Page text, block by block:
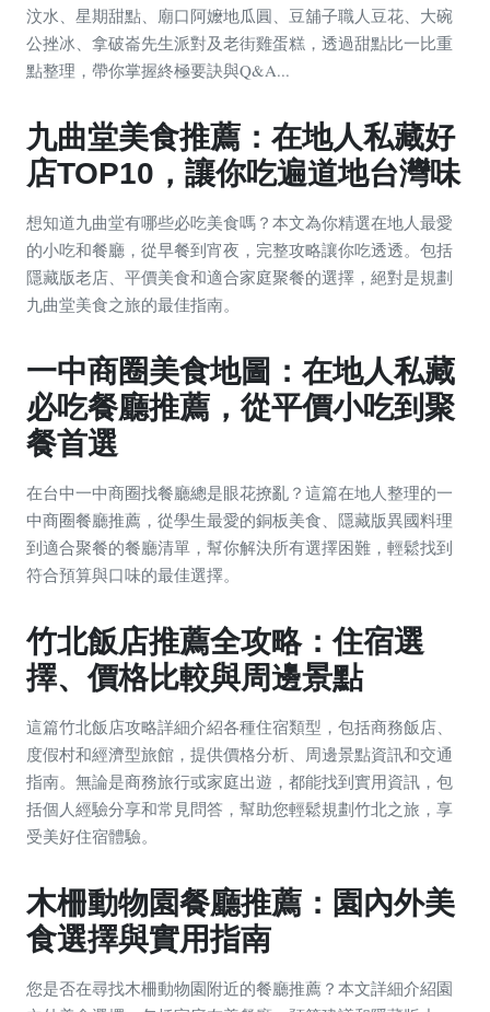
汶水、星期甜點、廟口阿嬤地瓜圓、豆舖子職人豆花、大碗
公挫冰、拿破崙先生派對及老街雞蛋糕，透過甜點比一比重
點整理，帶你掌握終極要訣與Q&A...
九曲堂美食推薦：在地人私藏好
店TOP10，讓你吃遍道地台灣味
想知道九曲堂有哪些必吃美食嗎？本文為你精選在地人最愛
的小吃和餐廳，從早餐到宵夜，完整攻略讓你吃透透。包括
隱藏版老店、平價美食和適合家庭聚餐的選擇，絕對是規劃
九曲堂美食之旅的最佳指南。
一中商圈美食地圖：在地人私藏
必吃餐廳推薦，從平價小吃到聚
餐首選
在台中一中商圈找餐廳總是眼花撩亂？這篇在地人整理的一
中商圈餐廳推薦，從學生最愛的銅板美食、隱藏版異國料理
到適合聚餐的餐廳清單，幫你解決所有選擇困難，輕鬆找到
符合預算與口味的最佳選擇。
竹北飯店推薦全攻略：住宿選
擇、價格比較與周邊景點
這篇竹北飯店攻略詳細介紹各種住宿類型，包括商務飯店、
度假村和經濟型旅館，提供價格分析、周邊景點資訊和交通
指南。無論是商務旅行或家庭出遊，都能找到實用資訊，包
括個人經驗分享和常見問答，幫助您輕鬆規劃竹北之旅，享
受美好住宿體驗。
木柵動物園餐廳推薦：園內外美
食選擇與實用指南
您是否在尋找木柵動物園附近的餐廳推薦？本文詳細介紹園